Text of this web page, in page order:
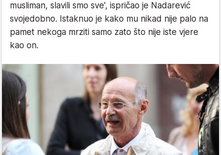
musliman, slavili smo sve', ispričao je Nadarević
svojedobno. Istaknuo je kako mu nikad nije palo na
pamet nekoga mrziti samo zato što nije iste vjere
kao on.